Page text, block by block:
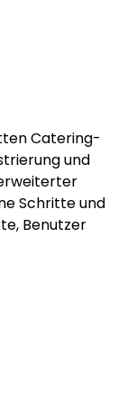
Catering-
und
Schritte und
Benutzer